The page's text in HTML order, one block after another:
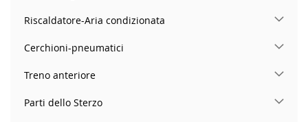
Riscaldatore-Aria condizionata
Cerchioni-pneumatici
Treno anteriore
Parti dello Sterzo